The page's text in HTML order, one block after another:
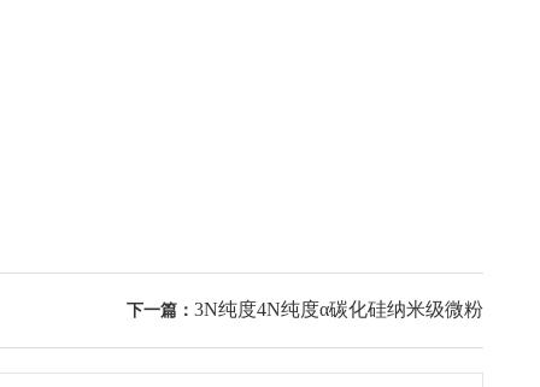
下一篇： 3N纯度4N纯度α碳化硅纳米级微粉